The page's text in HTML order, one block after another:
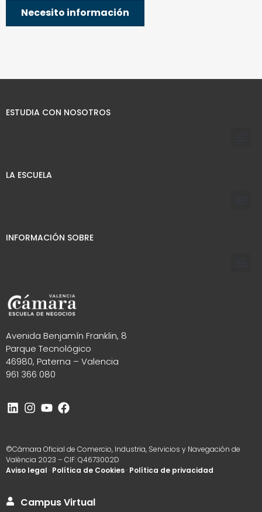
ESTUDIA CON NOSOTROS
LA ESCUELA
INFORMACIÓN SOBRE
Avenida Benjamín Franklin, 8
Parque Tecnológico
46980, Paterna – Valencia
961 366 080
©Cámara Oficial de Comercio, Industria, Servicios y Navegación de
València 2023 – CIF: Q4673002D
Aviso legal · Política de Cookies· Política de privacidad
Campus Virtual